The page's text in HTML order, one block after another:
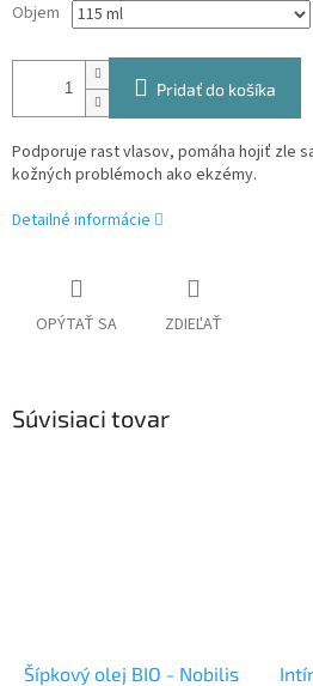
Objem
Pridať do košíka
Podporuje rast vlasov, pomáha hojiť zle
kožných problémoch ako ekzémy.
Detailné informácie
OPÝTAŤ SA ZDIEĽAŤ
Súvisiaci tovar
Šípkový olej BIO - Nobilis